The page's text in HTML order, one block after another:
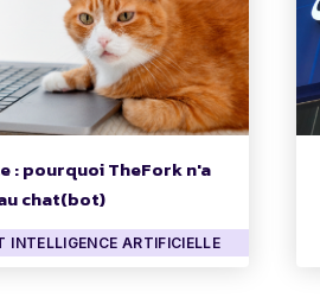
: pourquoi TheFork n'a
chat(bot)
INTELLIGENCE ARTIFICIELLE